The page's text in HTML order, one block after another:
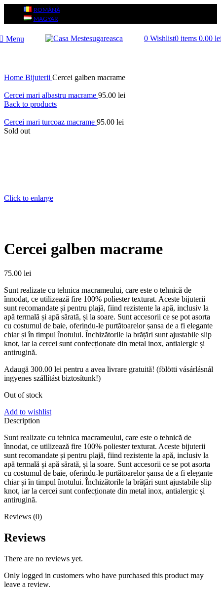
ROMÂNĂ
MAGYAR
Menu 0 Wishlist0 items 0.00
Home Bijuterii Cercei galben macrame
Cercei mari albastru macrame 95.00 lei
Back to products
Cercei mari turcoaz macrame 95.00 lei
Sold out
Click to enlarge
Cercei galben macrame
75.00 lei
Sunt realizate cu tehnica macrameului, care este o tehnică de
înnodat, ce utilizează fire 100% poliester texturat. Aceste bijuterii
sunt recomandate și pentru plajă, fiind rezistente la apă, inclusiv la
apă termală și apă sărată, și la soare. Sunt accesorii ce se pot asorta
cu costumul de baie, oferindu-le purtătoarelor șansa de a fi elegante
chiar și în timpul înotului. Închizătorile la brățări sunt ajustabile slip
knot, iar la cercei sunt confecționate din metal inox, antialergic și
antirugină.
Adaugă 300.00 lei pentru a avea livrare gratuită! (fölötti vásárlásnál
ingyenes szállítást biztosítunk!)
Out of stock
Add to wishlist
Description
Sunt realizate cu tehnica macrameului, care este o tehnică de
înnodat, ce utilizează fire 100% poliester texturat. Aceste bijuterii
sunt recomandate și pentru plajă, fiind rezistente la apă, inclusiv la
apă termală și apă sărată, și la soare. Sunt accesorii ce se pot asorta
cu costumul de baie, oferindu-le purtătoarelor șansa de a fi elegante
chiar și în timpul înotului. Închizătorile la brățări sunt ajustabile slip
knot, iar la cercei sunt confecționate din metal inox, antialergic și
antirugină.
Reviews (0)
Reviews
There are no reviews yet.
Only logged in customers who have purchased this product may
leave a review.